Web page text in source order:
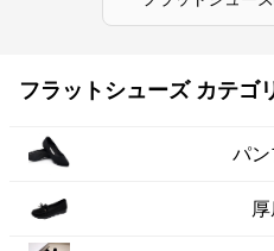
フラットシューズ カテゴ
パン